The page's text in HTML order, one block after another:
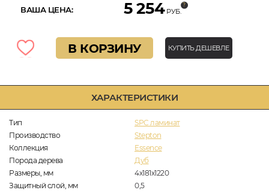
ХАРАКТЕРИСТИКИ
Тип
SPC ламинат
Производство
Stepton
Коллекция
Essence
Порода дерева
Дуб
Размеры, мм
4х181х1220
Защитный слой, мм
0,5
ВАША ЦЕНА: 5 254 РУБ.
В КОРЗИНУ КУПИТЬ ДЕШЕВЛЕ